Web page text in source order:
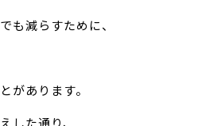
も減らすために、
があります。
した通り、